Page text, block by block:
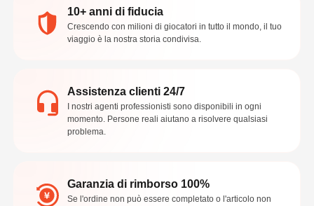
10+ anni di fiducia
Crescendo con milioni di giocatori in tutto il mondo, il tuo
viaggio è la nostra storia condivisa.
Assistenza clienti 24/7
I nostri agenti professionisti sono disponibili in ogni
momento. Persone reali aiutano a risolvere qualsiasi
problema.
Garanzia di rimborso 100%
Se l'ordine non può essere completato o l'articolo non